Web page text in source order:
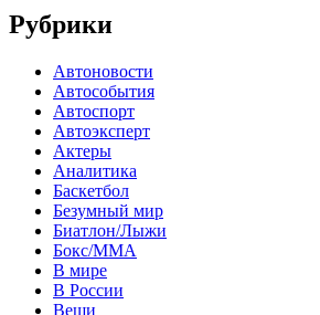
Рубрики
Автоновости
Автособытия
Автоспорт
Автоэксперт
Актеры
Аналитика
Баскетбол
Безумный мир
Биатлон/Лыжи
Бокс/MMA
В мире
В России
Вещи